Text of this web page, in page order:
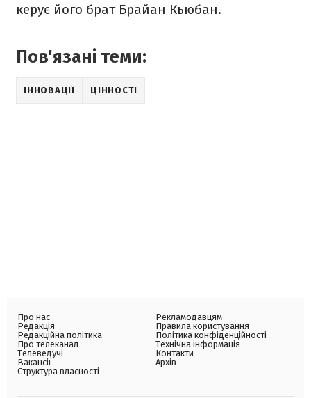
керує його брат Брайан Кьюбан.
Пов'язані теми:
ІННОВАЦІЇ ЦІННОСТІ
Про нас
Редакція
Редакційна політика
Про телеканал
Телеведучі
Вакансії
Структура власності
Рекламодавцям
Правила користування
Політика конфіденційності
Технічна інформація
Контакти
Архів